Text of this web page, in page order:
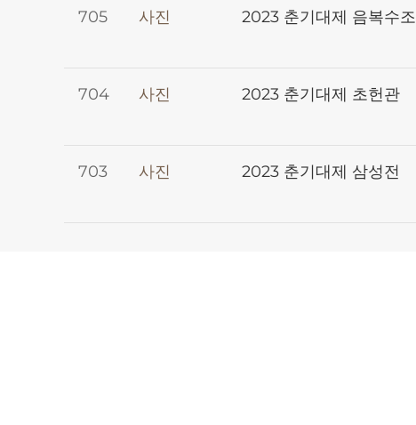
705 사진 2023 춘기대제 음복수조
704 사진 2023 춘기대제 초헌관
703 사진 2023 춘기대제 삼성전